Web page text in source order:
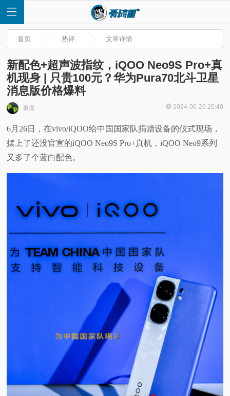
首
快
视
频
首页 热评 文章详情
新配色+超声波指纹，iQOO Neo9S Pro+真
机现身 | 只贵100元？华为Pura70北斗卫星
消息版价格爆料
量衡 2024-06-26 20:40
6月26日，在vivo/iQOO给中国国家队捐赠设备的仪式现场，
摆上了还没官宣的iQOO Neo9S Pro+真机，iQOO Neo9系列
又多了个蓝白配色。